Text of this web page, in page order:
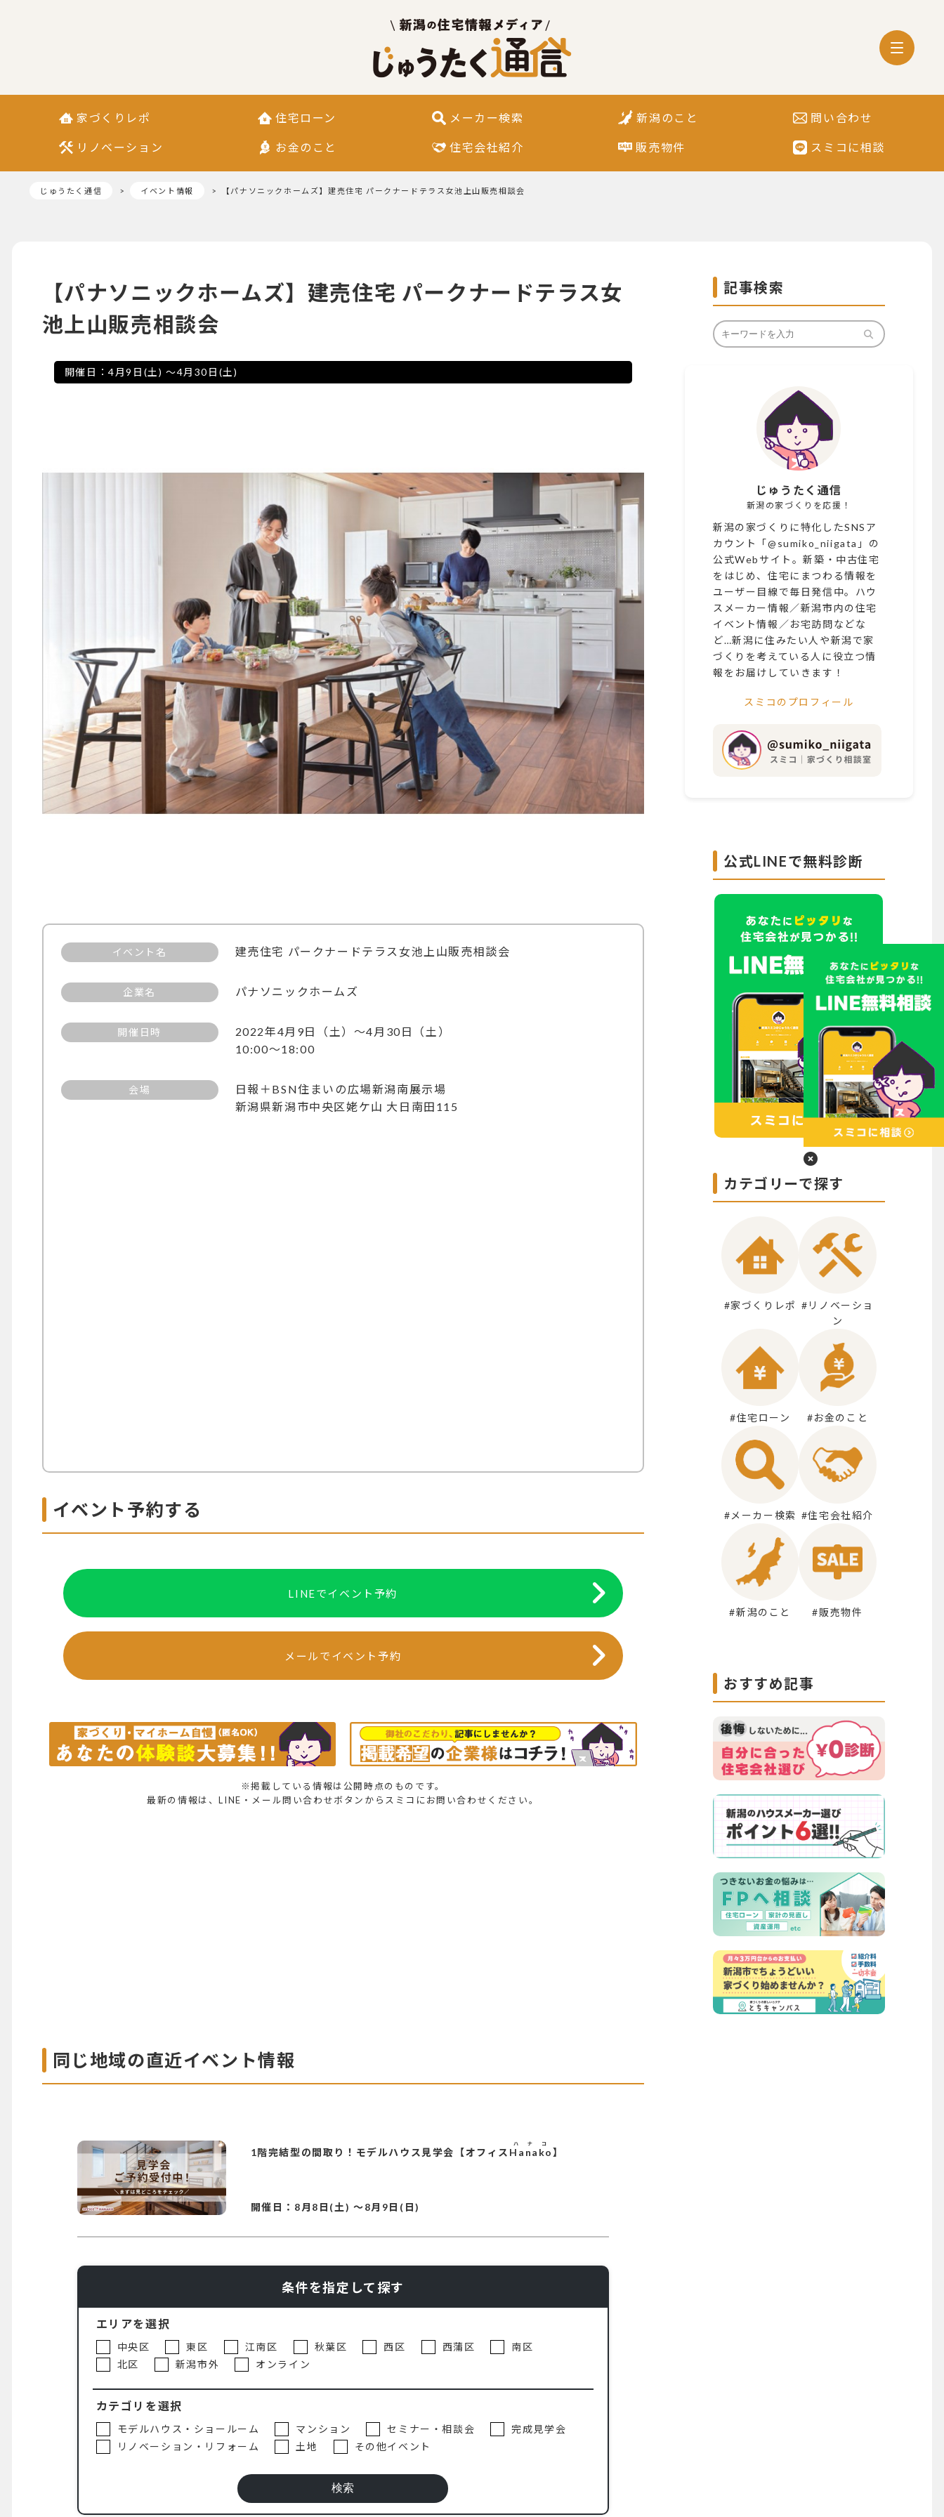
家づくりレポ
リノベーション
住宅ローン
お金のこと
メーカー検索
住宅会社紹介
新潟のこと
販売物件
問い合わせ
スミコに相談
じゅうたく通信 イベント情報 【パナソニックホームズ】建売住宅 パークナードテラス女池上山販売相談会
【パナソニックホームズ】建売住宅 パークナードテラス女
池上山販売相談会
開催日：4月9日(土) ～4月30日(土)
イベント名 建売住宅 パークナードテラス女池上山販売相談会
企業名 パナソニックホームズ
開催日時
2022年4月9日（土）〜4月30日（土）
10:00〜18:00
会場
日報＋BSN住まいの広場新潟南展示場
新潟県新潟市中央区姥ケ山 大日南田115
イベント予約する
LINEでイベント予約
メールでイベント予約
※掲載している情報は公開時点のものです。
最新の情報は、LINE・メール問い合わせボタンからスミコにお問い合わせください。
同じ地域の直近イベント情報
1階完結型の間取り！モデルハウス見学会【オフィス Hanako
ハナコ
】
開催日： 8月8日(土) ～8月9日(日)
条件を指定して探す
エリアを選択
中央区 東区 江南区 秋葉区 西区 西蒲区
南区
北区
新潟市外 オンライン
カテゴリを選択
モデルハウス・ショールーム マンション セミナー・相談会
完成見学会
リノベーション・リフォーム
土地 その他イベント
記事検索
じゅうたく通信
新潟の家づくりを応援！
新潟の家づくりに特化したSNSア
カウント「@sumiko_niigata」の
公式Webサイト。新築・中古住宅
をはじめ、住宅にまつわる情報を
ユーザー目線で毎日発信中。ハウ
スメーカー情報／新潟市内の住宅
イベント情報／お宅訪問などな
ど…新潟に住みたい人や新潟で家
づくりを考えている人に役立つ情
報をお届けしていきます！
スミコのプロフィール
公式LINEで無料診断
カテゴリーで探す
#家づくりレポ #リノベーショ
ン
#住宅ローン #お金のこと
#メーカー検索 #住宅会社紹介
#新潟のこと #販売物件
おすすめ記事